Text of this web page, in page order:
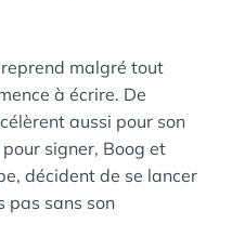
malgré tout
à écrire. De
aussi pour son
signer, Boog et
décident de se lancer
pas sans son